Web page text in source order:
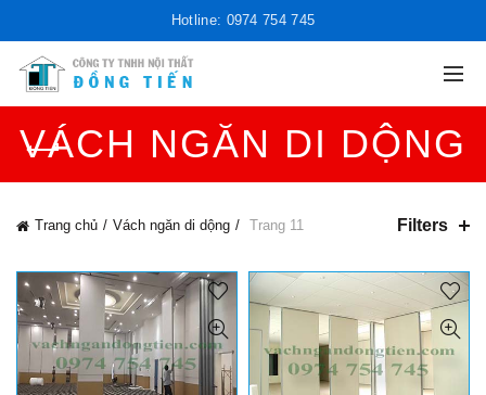
Hotline: 0974 754 745
VÁCH NGĂN DI DỘNG
Trang chủ Vách ngăn di dộng Trang 11 Filters